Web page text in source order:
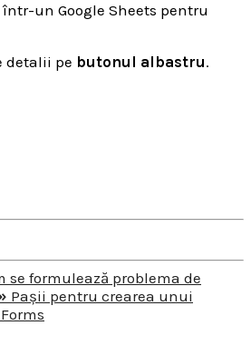
un Google Sheets pentru
detalii pe butonul albastru.
se formulează problema de
Pașii pentru crearea unui